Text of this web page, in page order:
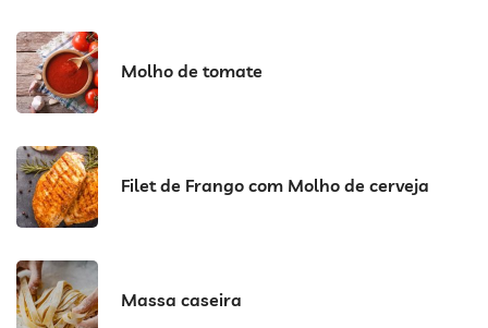
Molho de tomate
Filet de Frango com Molho de cerveja
Massa caseira